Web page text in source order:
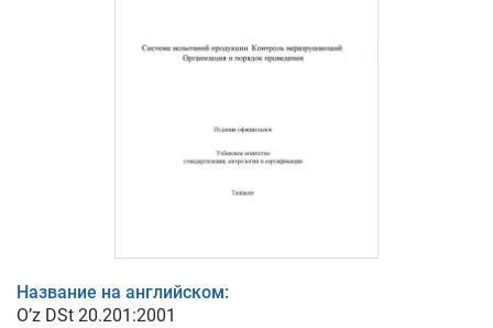
Название на английском:
O’z DSt 20.201:2001